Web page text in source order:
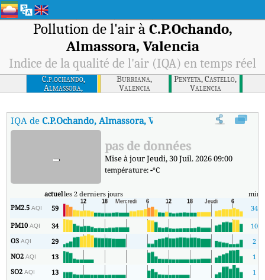
Pollution de l'air à C.P.Ochando,
Almassora, Valencia
Indice de la qualité de l'air (IQA) en temps réel
C.p.ochando,
Almassora,
Valencia
Burriana,
Valencia
Penyeta, Castello,
Valencia
IQA deC.P.Ochando, Almassora, Valencia Indice de la qualité
- pas de données
Mise à jour Jeudi, 30 Juil. 2026 09:00
température:-°C
actuelles 2 derniers jours min
PM2.5AQI 59
34
PM10AQI 34
10
O3AQI 29
2
NO2AQI 13
1
SO2AQI 13
1